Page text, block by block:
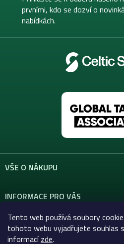
Tento web používá soubory
tohoto webu vyjadřujete souhlas s
informacízde.
prvními, kdo se dozví o
nabídkách.
VŠE O NÁKUPU
INFORMACE PRO VÁS
KONTAKT